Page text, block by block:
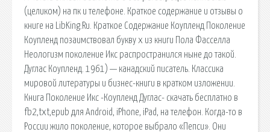
(целиком) на пк и телефоне. Краткое содержание и отзывы о
книге на LibKing.Ru. Краткое Содержание Коупленд Поколение
Коупленд позаимствовал букву x из книги Пола Фасселла
Неологизм поколение Икс распространился ныне до такой.
Дуглас Коупленд. 1961) — канадский писатель. Классика
мировой литературы и бизнес-книги в кратком изложении.
Книга Поколение Икс -Коупленд Дуглас- скачать бесплатно в
fb2,txt,epub для Android, iPhone, iPad, на телефон. Когда-то в
России жило поколение, которое выбрало «Пепси». Они